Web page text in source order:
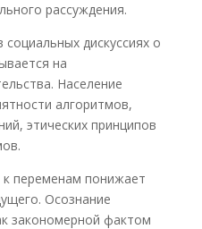
рассуждения.
дискуссиях о
на
Население
алгоритмов,
этических принципов
переменам понижает
Осознание
закономерной фактом